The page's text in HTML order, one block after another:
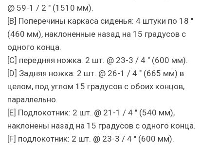
@ 59-1 / 2 ″ (1510 мм).
[B] Поперечины каркаса сиденья: 4 штуки по 18 ″
(460 мм), наклоненные назад на 15 градусов с
одного конца.
[C] передняя ножка: 2 шт. @ 23-3 / 4 ″ (600 мм).
[D] Задняя ножка: 2 шт. @ 26-1 / 4 ″ (665 мм) в
целом, под углом 15 градусов с обоих концов,
параллельно.
[E] Подлокотник: 2 шт. @ 21-1 / 4 ″ (540 мм),
наклонены назад на 15 градусов с одного конца.
[F] подлокотник: 2 шт. @ 23-3 / 4 ″ (600 мм).